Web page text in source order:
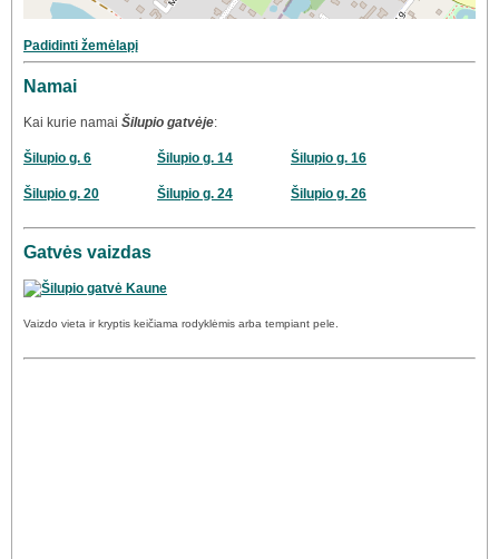
Padidinti žemėlapį
Namai
Kai kurie namai Šilupio gatvėje:
Šilupio g. 6 Šilupio g. 14 Šilupio g. 16
Šilupio g. 20 Šilupio g. 24 Šilupio g. 26
Gatvės vaizdas
Vaizdo vieta ir kryptis keičiama rodyklėmis arba tempiant pele.